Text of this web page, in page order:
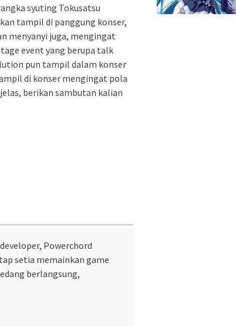
syuting Tokusatsu
tampil di panggung konser,
menyanyi juga, mengingat
event yang berupa talk
pun tampil dalam konser
di konser mengingat pola
berikan sambutan kalian
Powerchord
setia memainkan game
berlangsung,